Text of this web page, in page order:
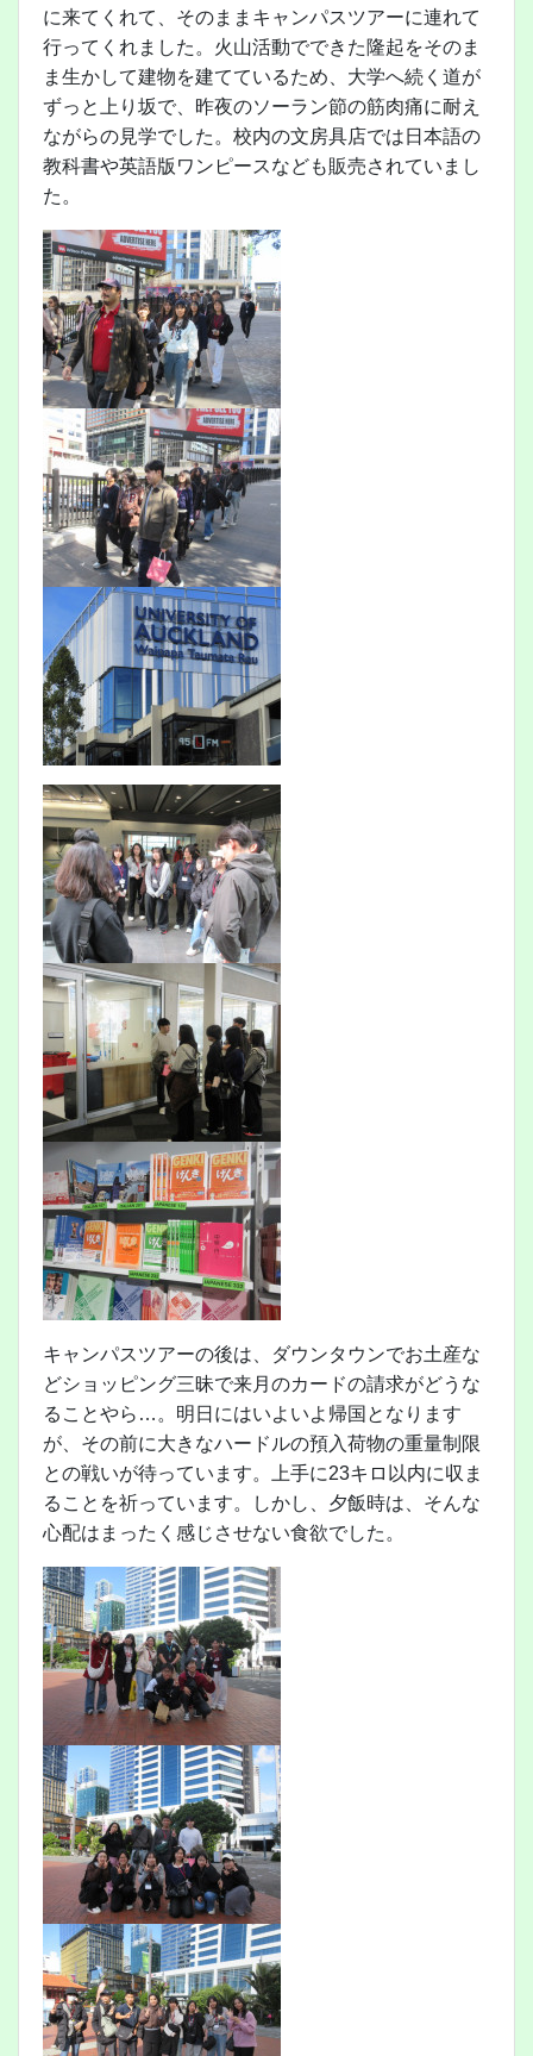
に来てくれて、そのままキャンパスツアーに連れて
行ってくれました。火山活動でできた隆起をそのま
ま生かして建物を建てているため、大学へ続く道が
ずっと上り坂で、昨夜のソーラン節の筋肉痛に耐え
ながらの見学でした。校内の文房具店では日本語の
教科書や英語版ワンピースなども販売されていまし
た。
キャンパスツアーの後は、ダウンタウンでお土産な
どショッピング三昧で来月のカードの請求がどうな
ることやら…。明日にはいよいよ帰国となります
が、その前に大きなハードルの預入荷物の重量制限
との戦いが待っています。上手に23キロ以内に収ま
ることを祈っています。しかし、夕飯時は、そんな
心配はまったく感じさせない食欲でした。